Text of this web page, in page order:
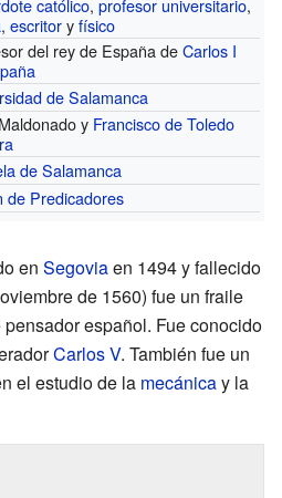
,escritoryfísico
del rey de España deCarlos I
de Salamanca
y Francisco de Toledo
de Salamanca
de Predicadores
en Segoviaen 1494 y fallecido
de 1560) fue un fraile
español. Fue conocido
Carlos V. También fue un
el estudio de la mecánicay la